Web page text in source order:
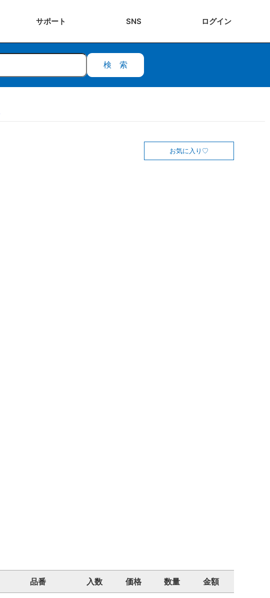
サポート SNS ログイン
検索
お気に入り
品番 入数 価格 数量 金額